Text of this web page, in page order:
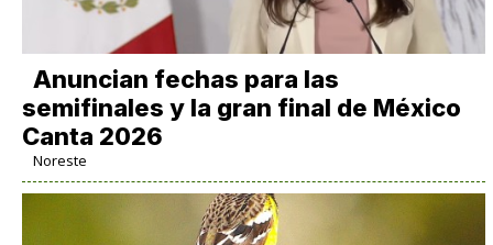
Anuncian fechas para las
semifinales y la gran final de México
Canta 2026
Noreste